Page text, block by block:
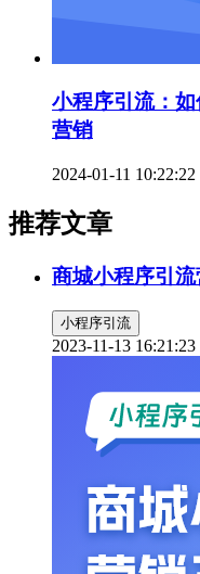
小程序引流：
营销
2024-01-11 10:22:22
推荐文章
商城小程序引
小程序引流
2023-11-13 16:21:23